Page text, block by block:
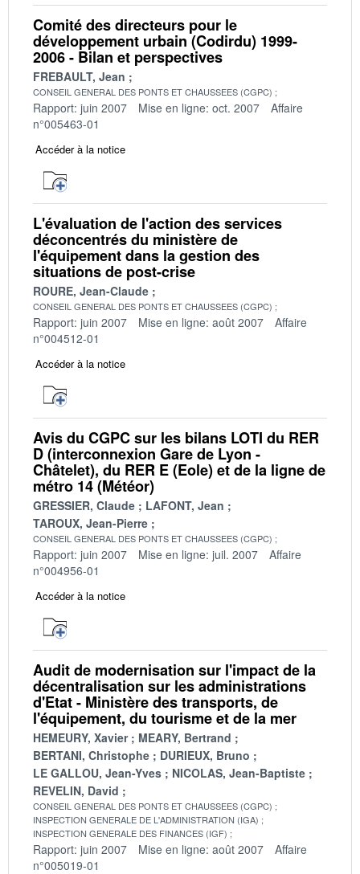
Comité des directeurs pour le
développement urbain (Codirdu) 1999-
2006 - Bilan et perspectives
FREBAULT, Jean
CONSEIL GENERAL DES PONTS ET CHAUSSEES (CGPC)
Rapport: juin 2007 Mise en ligne: oct. 2007
Affaire
n°005463-01
Accéder à la notice
L'évaluation de l'action des services
déconcentrés du ministère de
l'équipement dans la gestion des
situations de post-crise
ROURE, Jean-Claude
CONSEIL GENERAL DES PONTS ET CHAUSSEES (CGPC)
Rapport: juin 2007 Mise en ligne: août 2007
Affaire
n°004512-01
Accéder à la notice
Avis du CGPC sur les bilans LOTI du RER
D (interconnexion Gare de Lyon -
Châtelet), du RER E (Eole) et de la ligne de
métro 14 (Météor)
GRESSIER, Claude
LAFONT, Jean
TAROUX, Jean-Pierre
CONSEIL GENERAL DES PONTS ET CHAUSSEES (CGPC)
Rapport: juin 2007 Mise en ligne: juil. 2007
Affaire
n°004956-01
Accéder à la notice
Audit de modernisation sur l'impact de la
décentralisation sur les administrations
d'Etat - Ministère des transports, de
l'équipement, du tourisme et de la mer
HEMEURY, Xavier
MEARY, Bertrand
BERTANI, Christophe
DURIEUX, Bruno
LE GALLOU, Jean-Yves
NICOLAS, Jean-Baptiste
REVELIN, David
CONSEIL GENERAL DES PONTS ET CHAUSSEES (CGPC)
INSPECTION GENERALE DE L'ADMINISTRATION (IGA)
INSPECTION GENERALE DES FINANCES (IGF)
Rapport: juin 2007 Mise en ligne: août 2007
Affaire
n°005019-01